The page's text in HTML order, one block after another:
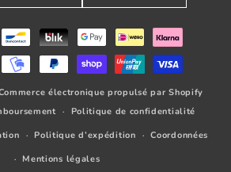
électronique propulsé par Shopify
Politique de confidentialité
Politique d’expédition
Coordonnées
Mentions légales